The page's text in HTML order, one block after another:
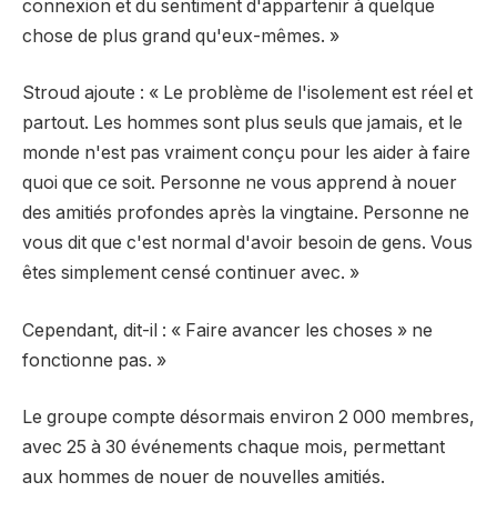
connexion et du sentiment d'appartenir à quelque
chose de plus grand qu'eux-mêmes. »
Stroud ajoute : « Le problème de l'isolement est réel et
partout. Les hommes sont plus seuls que jamais, et le
monde n'est pas vraiment conçu pour les aider à faire
quoi que ce soit. Personne ne vous apprend à nouer
des amitiés profondes après la vingtaine. Personne ne
vous dit que c'est normal d'avoir besoin de gens. Vous
êtes simplement censé continuer avec. »
Cependant, dit-il : « Faire avancer les choses » ne
fonctionne pas. »
Le groupe compte désormais environ 2 000 membres,
avec 25 à 30 événements chaque mois, permettant
aux hommes de nouer de nouvelles amitiés.